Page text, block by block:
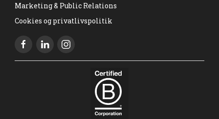
Marketing & Public Relations
Cookies og privatlivspolitik